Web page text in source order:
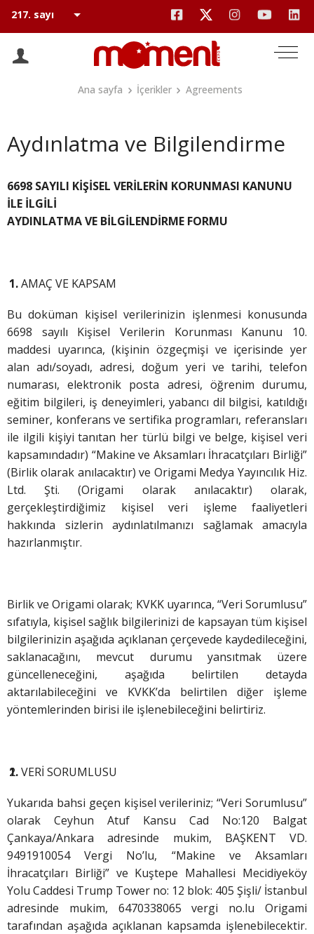
Ana sayfa İçerikler Agreements
Aydınlatma ve Bilgilendirme
6698 SAYILI KİŞİSEL VERİLERİN KORUNMASI KANUNU
İLE İLGİLİ
AYDINLATMA VE BİLGİLENDİRME FORMU
AMAÇ VE KAPSAM
Bu doküman kişisel verilerinizin işlenmesi konusunda
6698 sayılı Kişisel Verilerin Korunması Kanunu 10.
maddesi uyarınca, (kişinin özgeçmişi ve içerisinde yer
alan adı/soyadı, adresi, doğum yeri ve tarihi, telefon
numarası, elektronik posta adresi, öğrenim durumu,
eğitim bilgileri, iş deneyimleri, yabancı dil bilgisi, katıldığı
seminer, konferans ve sertifika programları, referansları
ile ilgili kişiyi tanıtan her türlü bilgi ve belge, kişisel veri
kapsamındadır) “Makine ve Aksamları İhracatçıları Birliği”
(Birlik olarak anılacaktır) ve Origami Medya Yayıncılık Hiz.
Ltd. Şti. (Origami olarak anılacaktır) olarak,
gerçekleştirdiğimiz kişisel veri işleme faaliyetleri
hakkında sizlerin aydınlatılmanızı sağlamak amacıyla
hazırlanmıştır.
Birlik ve Origami olarak; KVKK uyarınca, “Veri Sorumlusu”
sıfatıyla, kişisel sağlık bilgilerinizi de kapsayan tüm kişisel
bilgilerinizin aşağıda açıklanan çerçevede kaydedileceğini,
saklanacağını, mevcut durumu yansıtmak üzere
güncelleneceğini, aşağıda belirtilen detayda
aktarılabileceğini ve KVKK’da belirtilen diğer işleme
yöntemlerinden birisi ile işlenebileceğini belirtiriz.
VERİ SORUMLUSU
Yukarıda bahsi geçen kişisel verileriniz; “Veri Sorumlusu”
olarak Ceyhun Atuf Kansu Cad No:120 Balgat
Çankaya/Ankara adresinde mukim, BAŞKENT VD.
9491910054 Vergi No’lu, “Makine ve Aksamları
İhracatçıları Birliği” ve Kuştepe Mahallesi Mecidiyeköy
Yolu Caddesi Trump Tower no: 12 blok: 405 Şişli/ İstanbul
adresinde mukim, 6470338065 vergi no.lu Origami
tarafından aşağıda açıklanan kapsamda işlenebilecektir.